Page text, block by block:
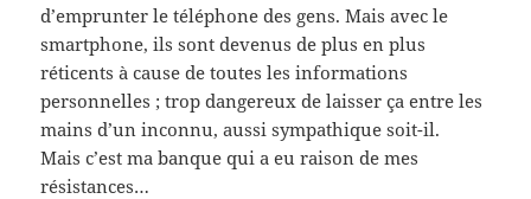
d’emprunter le téléphone des gens. Mais avec le
smartphone, ils sont devenus de plus en plus
réticents à cause de toutes les informations
personnelles ; trop dangereux de laisser ça entre les
mains d’un inconnu, aussi sympathique soit-il.
Mais c’est ma banque qui a eu raison de mes
résistances…